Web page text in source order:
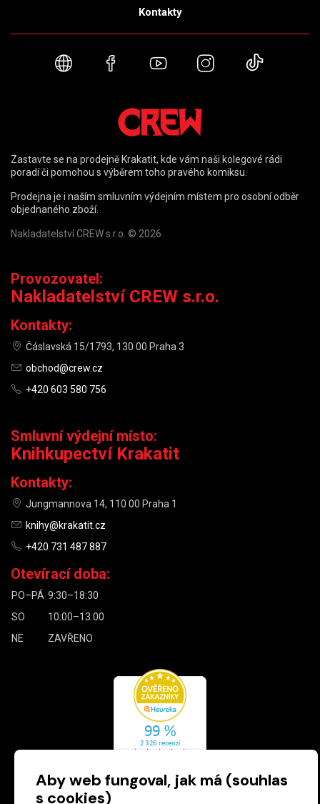
Kontakty
Webové stránky
FacebookYouTubeInstagram
Zastavte se na prodejně Krakatit, kde vám naši kolegové rádi
poradí či pomohou s výběrem toho pravého komiksu.
Prodejna je i naším smluvním výdejním místem pro osobní odběr
objednaného zboží.
Nakladatelství CREW s.r.o. © 2026
Provozovatel:
Nakladatelství CREW s.r.o.
Kontakty:
Čáslavská 15/1793, 130 00 Praha 3
obchod@crew.cz
+420 603 580 756
Smluvní výdejní místo:
Knihkupectví Krakatit
Kontakty:
Jungmannova 14, 110 00 Praha 1
knihy@krakatit.cz
+420 731 487 887
Otevírací doba:
PO–PÁ 9:30–18:30
SO
10:00–13:00
NE
ZAVŘENO
Aby web fungoval, jak má (souhlas
s cookies)